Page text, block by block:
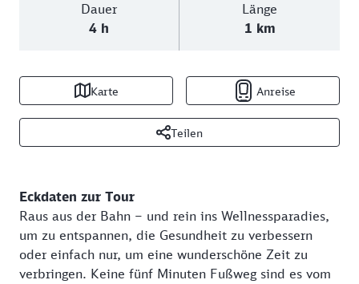
Dauer
4 h
Länge
1 km
Karte Anreise
Teilen
Eckdaten zur Tour
Raus aus der Bahn – und rein ins Wellnessparadies,
um zu entspannen, die Gesundheit zu verbessern
oder einfach nur, um eine wunderschöne Zeit zu
verbringen. Keine fünf Minuten Fußweg sind es vom